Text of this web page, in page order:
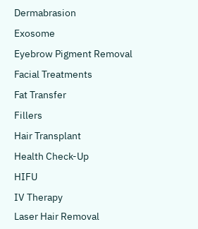
Dermabrasion
Exosome
Eyebrow Pigment Removal
Facial Treatments
Fat Transfer
Fillers
Hair Transplant
Health Check-Up
HIFU
IV Therapy
Laser Hair Removal